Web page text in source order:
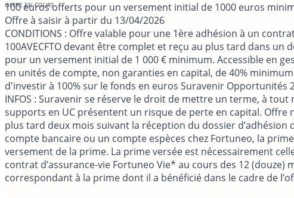
100 euros offerts pour un versement initial de 1000 euros
Offre à saisir à partir du 13/04/2026
CONDITIONS : Offre valable pour une 1ère adhésion à un
100AVECFTO devant être complet et reçu au plus tard dans
pour un versement initial de 1 000 € minimum. Accessible en
en unités de compte, non garanties en capital, de 40%
d'investir à 100% sur le fonds en euros Suravenir Opportunités
INFOS : Suravenir se réserve le droit de mettre un terme, à
supports en UC présentent un risque de perte en capital.
plus tard deux mois suivant la réception du dossier
compte bancaire ou un compte espèces chez Fortuneo, la
versement de la prime. La prime versée est nécessairement
contrat d’assurance-vie Fortuneo Vie* au cours des 12
correspondant à la prime dont il a bénéficié dans le cadre de